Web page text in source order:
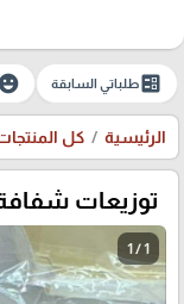
ballotطلباتي السابقة
الرئيسية كل
توزيعات شفافة مع
1 / 1